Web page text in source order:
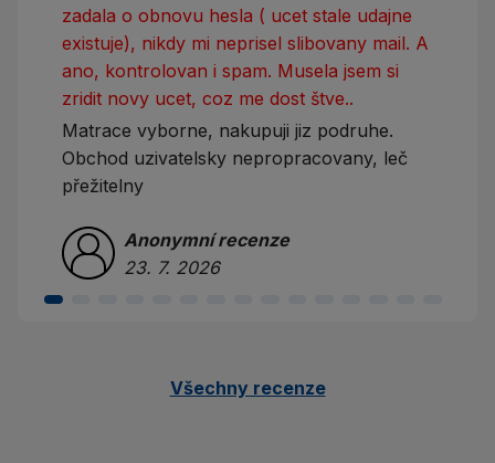
zadala o obnovu hesla ( ucet stale udajne
existuje), nikdy mi neprisel slibovany mail. A
ano, kontrolovan i spam. Musela jsem si
zridit novy ucet, coz me dost štve..
Matrace vyborne, nakupuji jiz podruhe.
Obchod uzivatelsky nepropracovany, leč
přežitelny
Anonymní recenze
23. 7. 2026
Všechny recenze